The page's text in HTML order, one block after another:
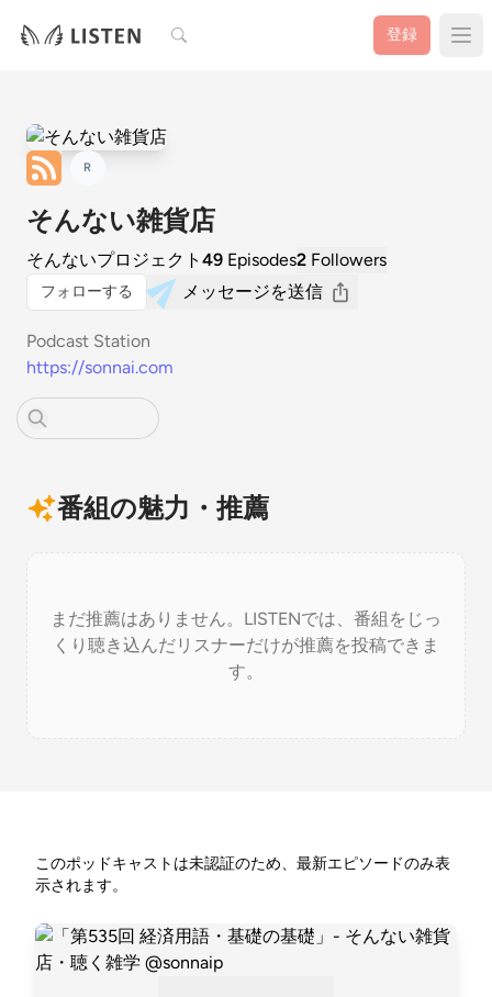
検索 登録
R
そんない雑貨店
そんないプロジェクト 49 Episodes2 Followers
フォローする メッセージを送信
Podcast Station
https://sonnai.com
番組の魅力・推薦
まだ推薦はありません。LISTENでは、番組をじっ
くり聴き込んだリスナーだけが推薦を投稿できま
す。
このポッドキャストは未認証のため、最新エピソードのみ表
示されます。